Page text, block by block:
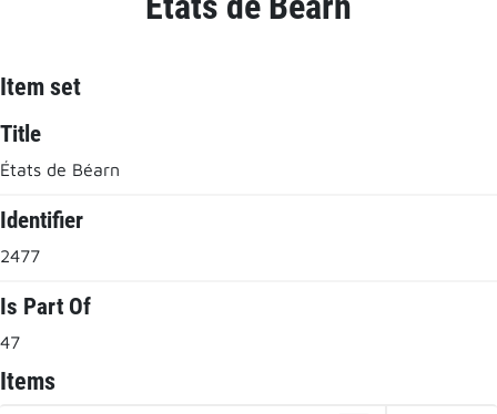
Item set
Title
États de Béarn
Identifier
2477
Is Part Of
47
Items